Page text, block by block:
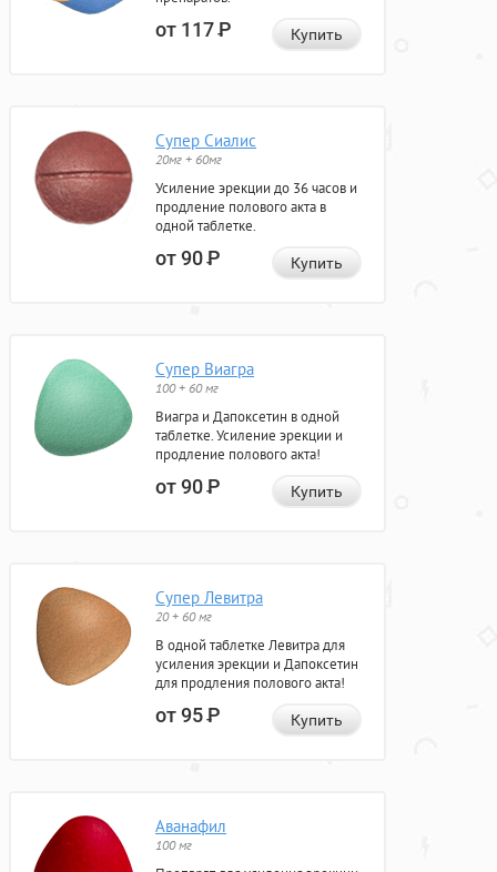
от 117Р Купить
Супер Сиалис
20мг + 60мг
Усиление эрекции до 36 часов и
продление полового акта в
одной таблетке.
от 90Р Купить
Супер Виагра
100 + 60 мг
Виагра и Дапоксетин в одной
таблетке. Усиление эрекции и
продление полового акта!
от 90Р Купить
Супер Левитра
20 + 60 мг
В одной таблетке Левитра для
усиления эрекции и Дапоксетин
для продления полового акта!
от 95Р Купить
Аванафил
100 мг